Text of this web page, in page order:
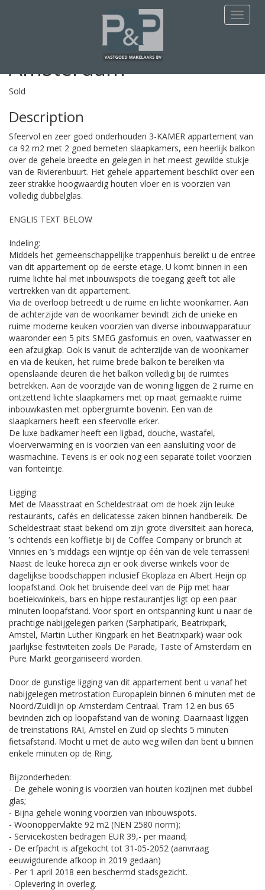
Deurloostraat 44 - 1
Amsterdam
Sold
Description
Sfeervol en zeer goed onderhouden 3-KAMER appartement van
ca 92 m2 met 2 goed bemeten slaapkamers, een heerlijk balkon
over de gehele breedte en gelegen in het meest gewilde stukje
van de Rivierenbuurt. Het gehele appartement beschikt over een
zeer strakke hoogwaardig houten vloer en is voorzien van
volledig dubbelglas.
ENGLIS TEXT BELOW
Indeling:
Middels het gemeenschappelijke trappenhuis bereikt u de entree
van dit appartement op de eerste etage. U komt binnen in een
ruime lichte hal met inbouwspots die toegang geeft tot alle
vertrekken van dit appartement.
Via de overloop betreedt u de ruime en lichte woonkamer. Aan
de achterzijde van de woonkamer bevindt zich de unieke en
ruime moderne keuken voorzien van diverse inbouwapparatuur
waaronder een 5 pits SMEG gasfornuis en oven, vaatwasser en
een afzuigkap. Ook is vanuit de achterzijde van de woonkamer
en via de keuken, het ruime brede balkon te bereiken via
openslaande deuren die het balkon volledig bij de ruimtes
betrekken. Aan de voorzijde van de woning liggen de 2 ruime en
ontzettend lichte slaapkamers met op maat gemaakte ruime
inbouwkasten met opbergruimte bovenin. Een van de
slaapkamers heeft een sfeervolle erker.
De luxe badkamer heeft een ligbad, douche, wastafel,
vloerverwarming en is voorzien van een aansluiting voor de
wasmachine. Tevens is er ook nog een separate toilet voorzien
van fonteintje.
Ligging:
Met de Maasstraat en Scheldestraat om de hoek zijn leuke
restaurants, cafés en delicatesse zaken binnen handbereik. De
Scheldestraat staat bekend om zijn grote diversiteit aan horeca,
’s ochtends een koffietje bij de Coffee Company or brunch at
Vinnies en ’s middags een wijntje op één van de vele terrassen!
Naast de leuke horeca zijn er ook diverse winkels voor de
dagelijkse boodschappen inclusief Ekoplaza en Albert Heijn op
loopafstand. Ook het bruisende deel van de Pijp met haar
boetiekwinkels, bars en hippe restaurantjes ligt op een paar
minuten loopafstand. Voor sport en ontspanning kunt u naar de
prachtige nabijgelegen parken (Sarphatipark, Beatrixpark,
Amstel, Martin Luther Kingpark en het Beatrixpark) waar ook
jaarlijkse festiviteiten zoals De Parade, Taste of Amsterdam en
Pure Markt georganiseerd worden.
Door de gunstige ligging van dit appartement bent u vanaf het
nabijgelegen metrostation Europaplein binnen 6 minuten met de
Noord/Zuidlijn op Amsterdam Centraal. Tram 12 en bus 65
bevinden zich op loopafstand van de woning. Daarnaast liggen
de treinstations RAI, Amstel en Zuid op slechts 5 minuten
fietsafstand. Mocht u met de auto weg willen dan bent u binnen
enkele minuten op de Ring.
Bijzonderheden:
- De gehele woning is voorzien van houten kozijnen met dubbel
glas;
- Bijna gehele woning voorzien van inbouwspots.
- Woonoppervlakte 92 m2 (NEN 2580 norm);
- Servicekosten bedragen EUR 39,- per maand;
- De erfpacht is afgekocht tot 31-05-2052 (aanvraag
eeuwigdurende afkoop in 2019 gedaan)
- Per 1 april 2018 een beschermd stadsgezicht.
- Oplevering in overleg.